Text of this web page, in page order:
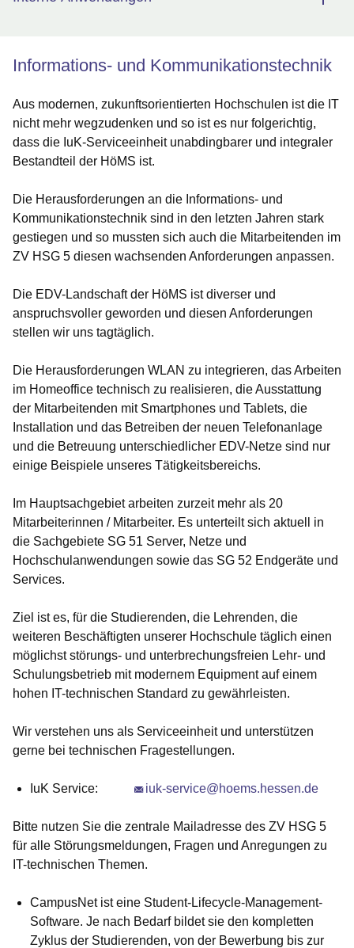
Informations- und Kommunikationstechnik
Aus modernen, zukunftsorientierten Hochschulen ist die IT
nicht mehr wegzudenken und so ist es nur folgerichtig,
dass die IuK-Serviceeinheit unabdingbarer und integraler
Bestandteil der HöMS ist.
Die Herausforderungen an die Informations- und
Kommunikationstechnik sind in den letzten Jahren stark
gestiegen und so mussten sich auch die Mitarbeitenden im
ZV HSG 5 diesen wachsenden Anforderungen anpassen.
Die EDV-Landschaft der HöMS ist diverser und
anspruchsvoller geworden und diesen Anforderungen
stellen wir uns tagtäglich.
Die Herausforderungen WLAN zu integrieren, das Arbeiten
im Homeoffice technisch zu realisieren, die Ausstattung
der Mitarbeitenden mit Smartphones und Tablets, die
Installation und das Betreiben der neuen Telefonanlage
und die Betreuung unterschiedlicher EDV-Netze sind nur
einige Beispiele unseres Tätigkeitsbereichs.
Im Hauptsachgebiet arbeiten zurzeit mehr als 20
Mitarbeiterinnen / Mitarbeiter. Es unterteilt sich aktuell in
die Sachgebiete SG 51 Server, Netze und
Hochschulanwendungen sowie das SG 52 Endgeräte und
Services.
Ziel ist es, für die Studierenden, die Lehrenden, die
weiteren Beschäftigten unserer Hochschule täglich einen
möglichst störungs- und unterbrechungsfreien Lehr- und
Schulungsbetrieb mit modernem Equipment auf einem
hohen IT-technischen Standard zu gewährleisten.
Wir verstehen uns als Serviceeinheit und unterstützen
gerne bei technischen Fragestellungen.
IuK Service: iuk-service@hoems.hessen.de
Bitte nutzen Sie die zentrale Mailadresse des ZV HSG 5
für alle Störungsmeldungen, Fragen und Anregungen zu
IT-technischen Themen.
CampusNetist eine Student-Lifecycle-Management-
Software. Je nach Bedarf bildet sie den kompletten
Zyklus der Studierenden, von der Bewerbung bis zur